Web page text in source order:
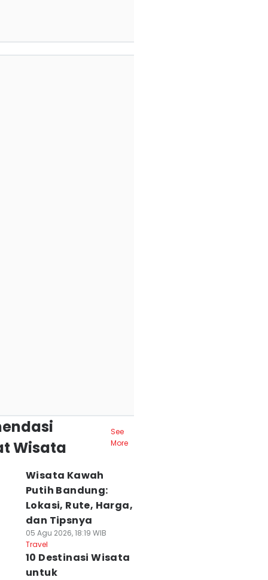
Wisata
See
More
Wisata Kawah
Putih Bandung:
Lokasi, Rute, Harga,
dan Tipsnya
05 Agu 2026, 18:19 WIB
Travel
10 Destinasi Wisata
untuk